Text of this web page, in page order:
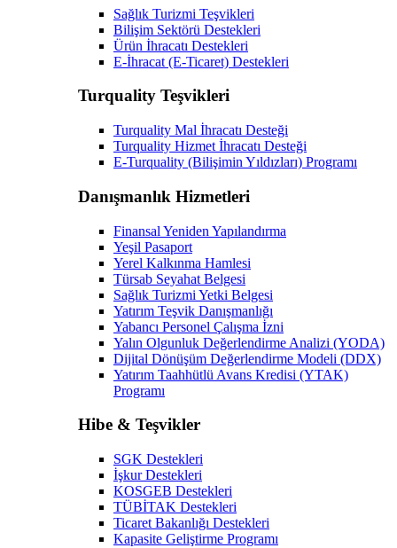
Sağlık Turizmi Teşvikleri
Bilişim Sektörü Destekleri
Ürün İhracatı Destekleri
E-İhracat (E-Ticaret) Destekleri
Turquality Teşvikleri
Turquality Mal İhracatı Desteği
Turquality Hizmet İhracatı Desteği
E-Turquality (Bilişimin Yıldızları) Programı
Danışmanlık Hizmetleri
Finansal Yeniden Yapılandırma
Yeşil Pasaport
Yerel Kalkınma Hamlesi
Türsab Seyahat Belgesi
Sağlık Turizmi Yetki Belgesi
Yatırım Teşvik Danışmanlığı
Yabancı Personel Çalışma İzni
Yalın Olgunluk Değerlendirme Analizi (YODA)
Dijital Dönüşüm Değerlendirme Modeli (DDX)
Yatırım Taahhütlü Avans Kredisi (YTAK)
Programı
Hibe & Teşvikler
SGK Destekleri
İşkur Destekleri
KOSGEB Destekleri
TÜBİTAK Destekleri
Ticaret Bakanlığı Destekleri
Kapasite Geliştirme Programı